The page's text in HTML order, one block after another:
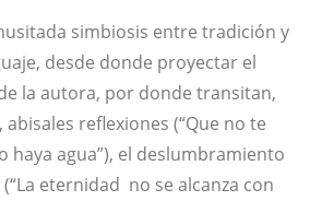
simbiosis entre tradición y
desde donde proyectar el
la autora, por donde transitan,
reflexiones (“Que no te
haya agua”), el deslumbramiento
eternidad no se alcanza con